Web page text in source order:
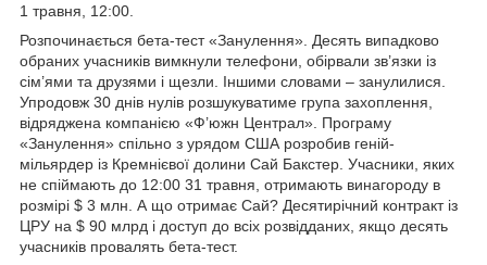
1 травня, 12:00.
Розпочинається бета-тест «Занулення». Десять випадково
обраних учасників вимкнули телефони, обірвали зв’язки із
сім’ями та друзями і щезли. Іншими словами – занулилися.
Упродовж 30 днів нулів розшукуватиме група захоплення,
відряджена компанією «Ф’южн Централ». Програму
«Занулення» спільно з урядом США розробив геній-
мільярдер із Кремнієвої долини Сай Бакстер. Учасники, яких
не спіймають до 12:00 31 травня, отримають винагороду в
розмірі $ 3 млн. А що отримає Сай? Десятирічний контракт із
ЦРУ на $ 90 млрд і доступ до всіх розвідданих, якщо десять
учасників провалять бета-тест.